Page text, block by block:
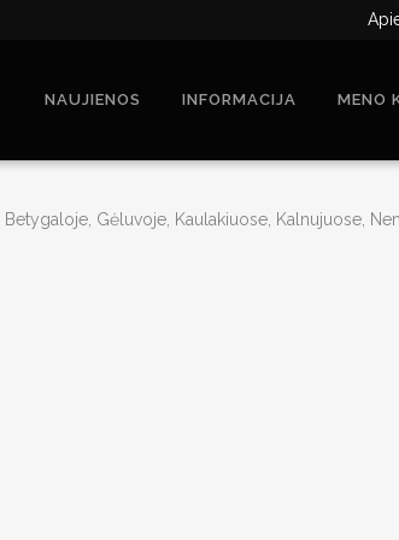
NAUJIENOS INFORMACIJA MENO
Gėluvoje, Kaulakiuose, Kalnujuose,